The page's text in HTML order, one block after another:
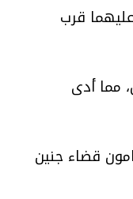
جنود الاحتلال النار عليهما قرب
مما أدى
أحد المنازل في بلدة اليامون قضاء جنين